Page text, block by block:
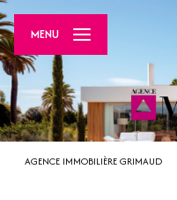
MENU
AGENCE IMMOBILIÈRE GRIMAUD